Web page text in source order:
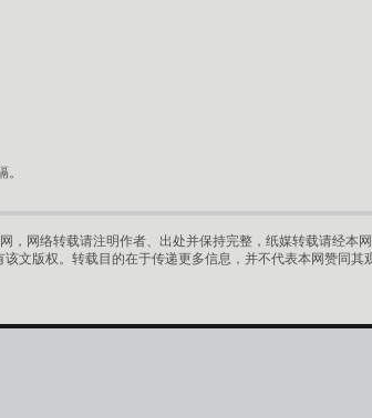
，网络转载请注明作者、出处并保持完整，纸媒转载请经本
文版权。转载目的在于传递更多信息，并不代表本网赞同